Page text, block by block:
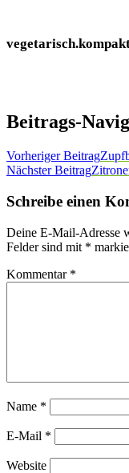
Beitrags-
Vorheriger Beitrag
Nächster Beitrag
Schreibe einen
Deine E-Mail-Adresse
Felder sind mit *
Kommentar *
Name *
E-Mail *
Website